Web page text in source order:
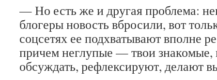
— Но есть же и другая проблема:
блогеры новость вбросили, вот
соцсетях ее подхватывают вполне
причем неглупые — твои знакомые,
обсуждать, рефлексируют, делают